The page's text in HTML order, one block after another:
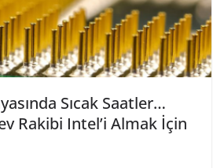
Sıcak Saatler…
Rakibi Intel’i Almak İçin